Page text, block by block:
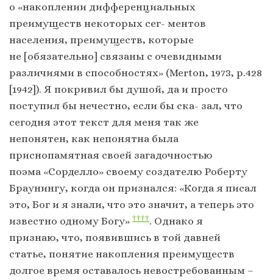
о «накоплении дифференциальных
преимуществ некоторых сег- ментов
населения, преимуществ, которые
не [обязательно] связаны с очевидными
различиями в способностях» (Merton, 1973, p.428
[1942]). Я покривил бы душой, да и просто
поступил бы нечестно, если бы ска- зал, что
сегодня этот текст для меня так же
непонятен, как непонятна была
приснопамятная своей загадочностью
поэма «Сорделло» своему создателю Роберту
Браунингу, когда он признался: «Когда я писал
это, Бог и я знали, что это значит, а теперь это
известно одному Богу» ††††. Однако я
признаю, что, появившись в той давней
статье, понятие накопления преимуществ
долгое время оставалось невостребованным –